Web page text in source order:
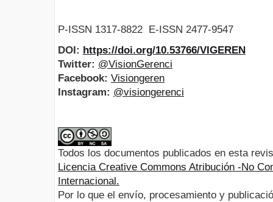
P-ISSN 1317-8822 E-ISSN 2477-9547
DOI: https://doi.org/10.53766/VIGEREN
Twitter: @VisionGerenci
Facebook: Visiongeren
Instagram: @visiongerenci
Todos los documentos publicados en esta
Licencia Creative Commons Atribución -No
Internacional.
Por lo que el envío, procesamiento y